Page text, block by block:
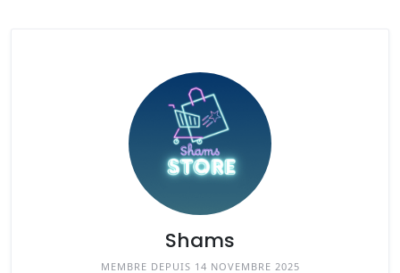
Shams
MEMBRE DEPUIS 14 NOVEMBRE 2025